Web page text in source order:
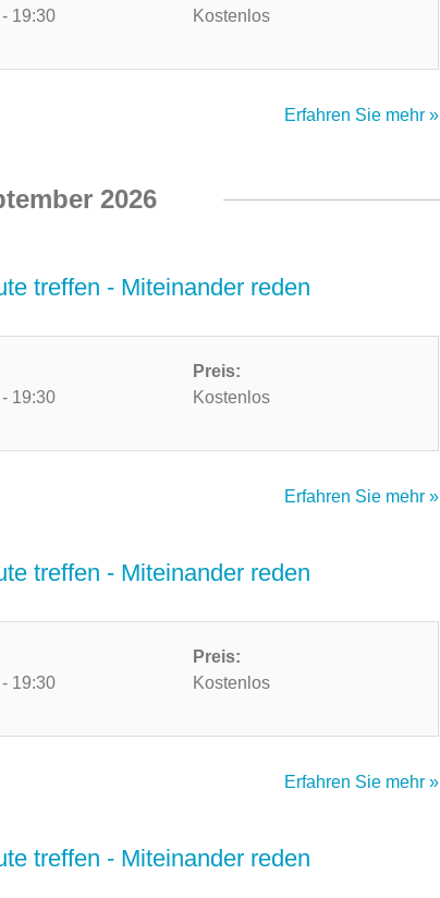
19:30
Kostenlos
Erfahren Sie mehr »
2026
treffen - Miteinander reden
19:30
Preis:
Kostenlos
Erfahren Sie mehr »
treffen - Miteinander reden
19:30
Preis:
Kostenlos
Erfahren Sie mehr »
treffen - Miteinander reden